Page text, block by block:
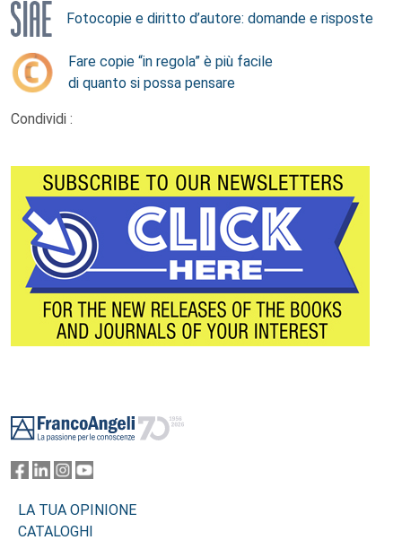
Fotocopie e diritto d’autore: domande e risposte
Fare copie “in regola” è più facile
di quanto si possa pensare
Condividi :
LA TUA OPINIONE
CATALOGHI